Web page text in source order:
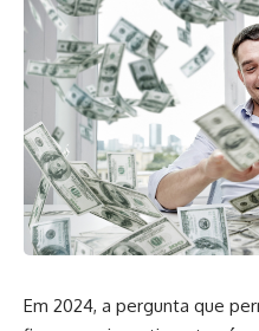
Em 2024, a pergunta que